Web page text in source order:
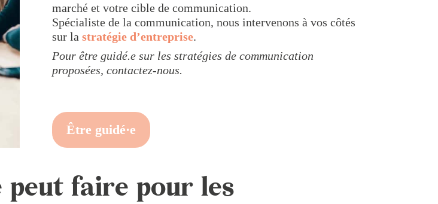
marché et votre cible de communication.
Spécialiste de la communication, nous intervenons à vos côtés
sur la stratégie d’entreprise.
Pour être guidé.e sur les stratégies de communication
proposées, contactez-nous.
Être guidé·e
peut faire pour les